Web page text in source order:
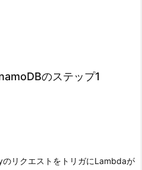
のステップ1
のリクエストをトリガにLambdaが